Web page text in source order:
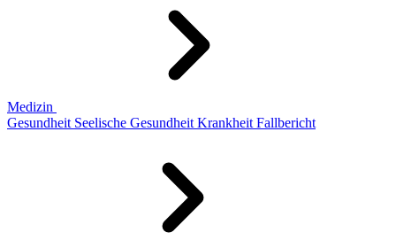
Medizin
Gesundheit Seelische Gesundheit Krankheit Fallbericht